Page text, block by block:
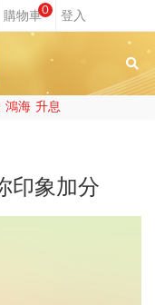
0
鴻海 升息
印象加分